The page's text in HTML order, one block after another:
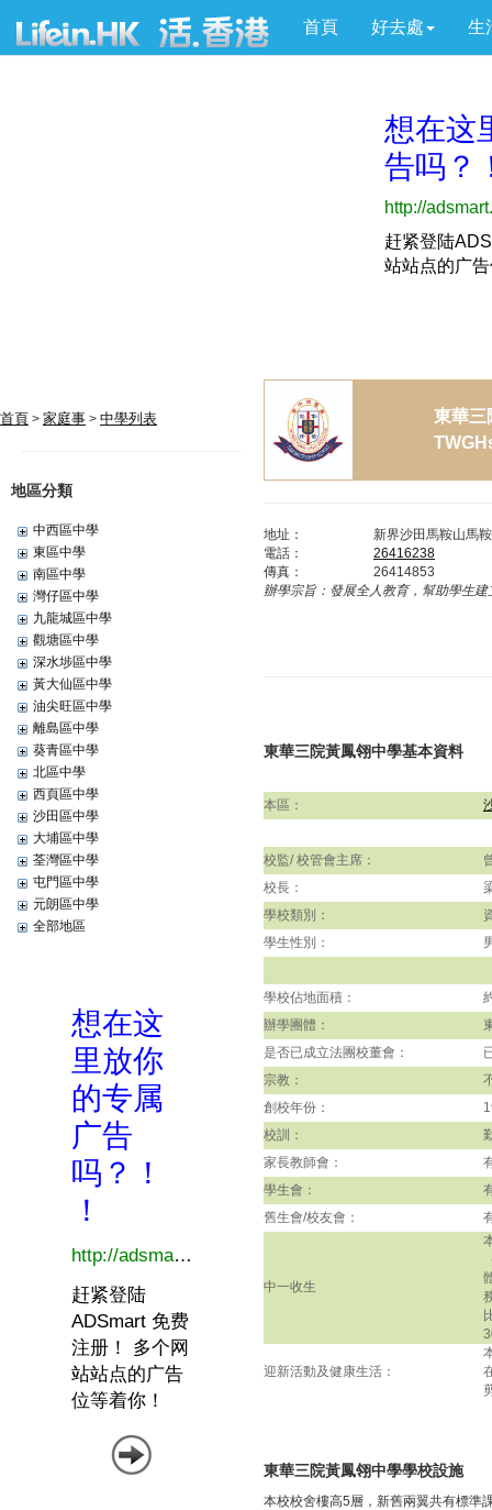
首頁 好去處 生
首頁 > 家庭事 > 中學列表
地區分類
中西區中學
東區中學
南區中學
灣仔區中學
九龍城區中學
觀塘區中學
深水埗區中學
黃大仙區中學
油尖旺區中學
離島區中學
葵青區中學
北區中學
西頁區中學
沙田區中學
大埔區中學
荃灣區中學
屯門區中學
元朗區中學
全部地區
東華三
地址：
新界沙田馬鞍山馬
電話：
26416238
傳真：
26414853
辦學宗旨： 發展全人教育，幫助學生
東華三院黃鳳翎中學基本資料
本區：
校監/ 校管會主席：
校長：
學校類別：
學生性別：
學校佔地面積：
辦學團體：
是否已成立法團校董會：
宗教：
創校年份：
校訓：
家長教師會：
學生會：
舊生會/校友會：
中一收生
迎新活動及健康生活：
東華三院黃鳳翎中學學校設施
本校校舍樓高5層，新舊兩翼共有標